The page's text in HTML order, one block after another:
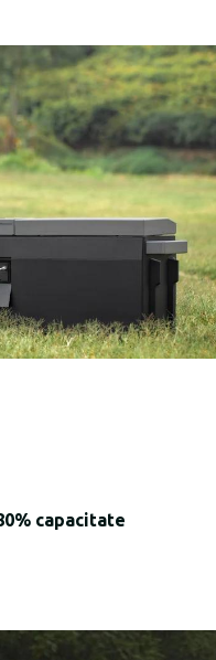
capacitate